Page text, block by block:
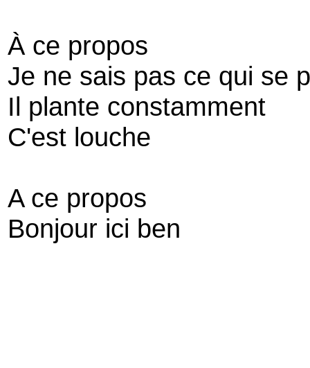
À ce propos
Je ne sais pas ce qui se
Il plante constamment
C'est louche
A ce propos
Bonjour ici ben